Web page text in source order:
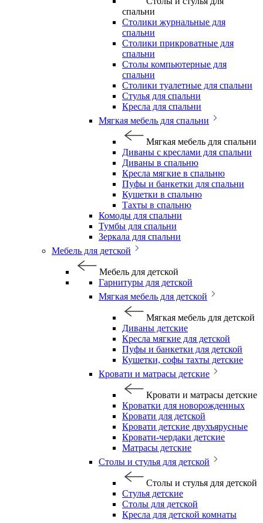
спальни
Столики журнальные для
спальни
Столики прикроватные для
спальни
Столы компьютерные для
спальни
Столики туалетные для спальни
Стулья для спальни
Кресла для спальни
Мягкая мебель для спальни
Мягкая мебель для спальни
Диваны с креслами для спальни
Диваны в спальню
Кресла мягкие в спальню
Пуфы и банкетки для спальни
Кушетки в спальню
Тахты в спальню
Комоды для спальни
Тумбы для спальни
Зеркала для спальни
Мебель для детской
Мебель для детской
Гарнитуры для детской
Мягкая мебель для детской
Мягкая мебель для детской
Диваны детские
Кресла мягкие для детской
Пуфы и банкетки для детской
Кушетки, софы тахты детские
Кровати и матрасы детские
Кровати и матрасы детские
Кроватки для новорожденных
Кровати для детской
Кровати детские двухъярусные
Кровати-чердаки детские
Матрасы детские
Столы и стулья для детской
Столы и стулья для детской
Стулья детские
Столы для детской
Кресла для детской комнаты